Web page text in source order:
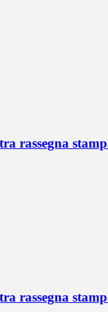
rassegna
rassegna